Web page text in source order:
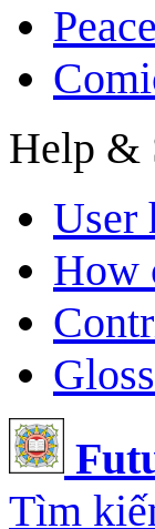
Help &
User
How
Tìm